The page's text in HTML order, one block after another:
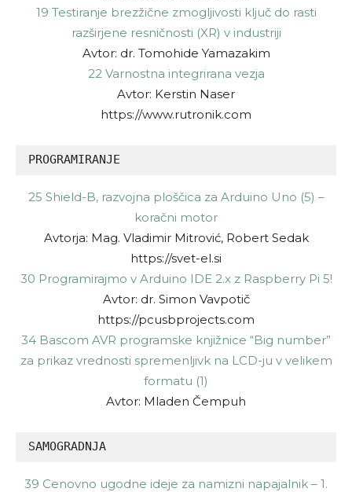
19 Testiranje brezžične zmogljivosti ključ do rasti
razširjene resničnosti (XR) v industriji
Avtor: dr. Tomohide Yamazakim
22 Varnostna integrirana vezja
Avtor: Kerstin Naser
https://www.rutronik.com
PROGRAMIRANJE
25 Shield-B, razvojna ploščica za Arduino Uno (5) –
koračni motor
Avtorja: Mag. Vladimir Mitrović, Robert Sedak
https://svet-el.si
30 Programirajmo v Arduino IDE 2.x z Raspberry Pi 5!
Avtor: dr. Simon Vavpotič
https://pcusbprojects.com
34 Bascom AVR programske knjižnice “Big number”
za prikaz vrednosti spremenljivk na LCD-ju v velikem
formatu (1)
Avtor: Mladen Čempuh
SAMOGRADNJA
39 Cenovno ugodne ideje za namizni napajalnik – 1.